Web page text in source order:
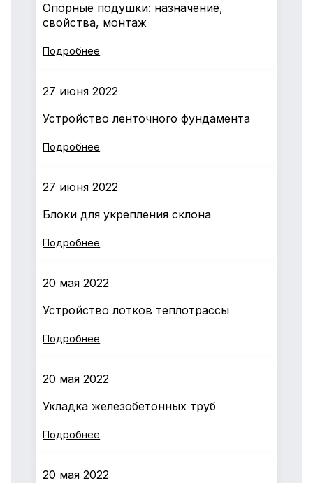
Опорные подушки: назначение,
свойства, монтаж
Подробнее
27 июня 2022
Устройство ленточного фундамента
Подробнее
27 июня 2022
Блоки для укрепления склона
Подробнее
20 мая 2022
Устройство лотков теплотрассы
Подробнее
20 мая 2022
Укладка железобетонных труб
Подробнее
20 мая 2022